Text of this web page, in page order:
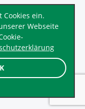
Cookies ein.
Webseite